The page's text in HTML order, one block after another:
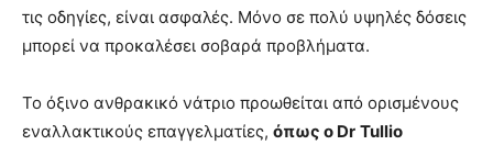
τις οδηγίες, είναι ασφαλές. Μόνο σε πολύ υψηλές δόσεις
μπορεί να προκαλέσει σοβαρά προβλήματα.
Το όξινο ανθρακικό νάτριο προωθείται από ορισμένους
εναλλακτικούς επαγγελματίες, όπως ο Dr Tullio